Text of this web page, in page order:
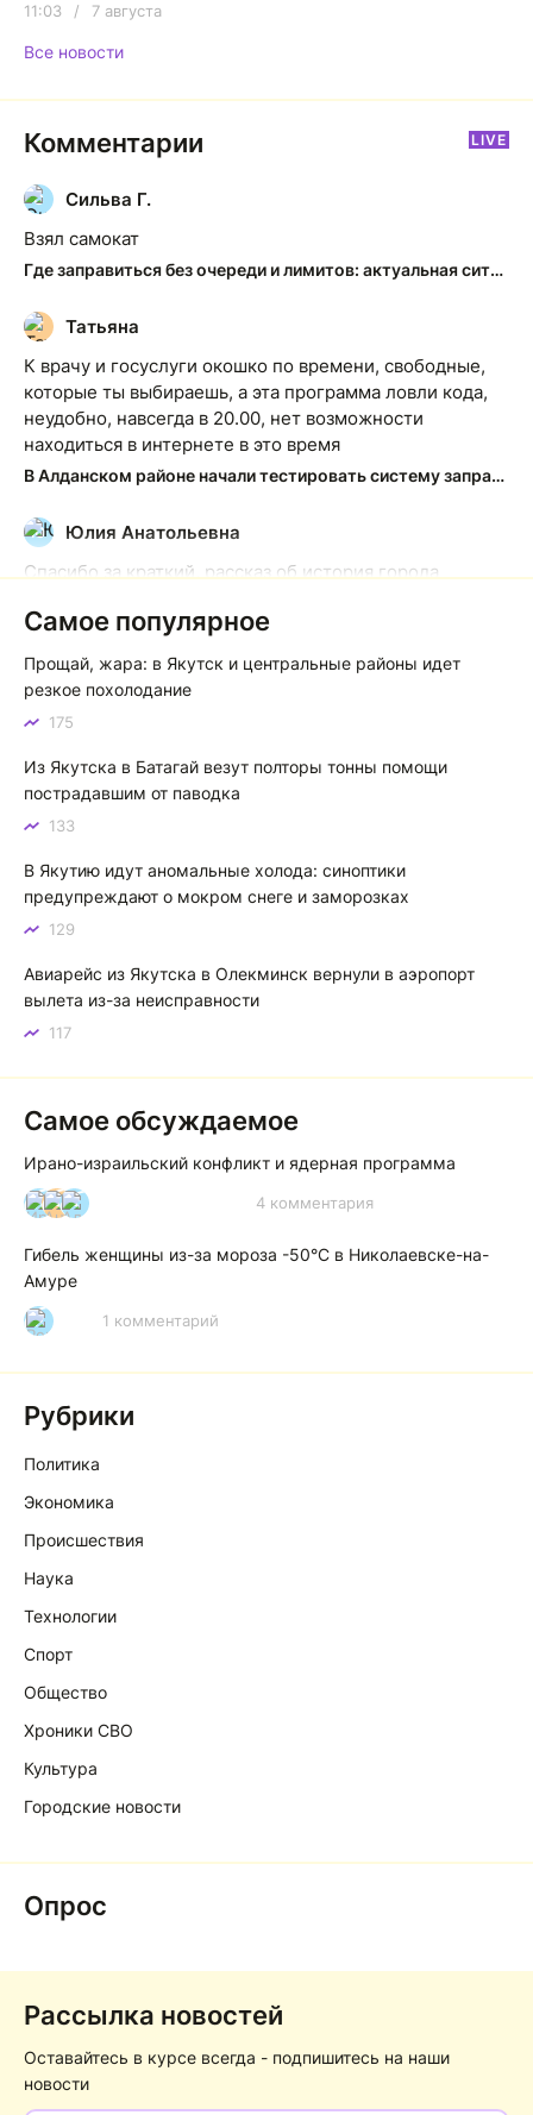
11:03 / 7 августа
Все новости
Комментарии LIVE
С
Сильва Г.
Взял самокат
Где заправиться без очереди и лимитов: актуальная ситуация на АЗС Якутска
Т
Татьяна
К врачу и госуслуги окошко по времени, свободные,
которые ты выбираешь, а эта программа ловли кода,
неудобно, навсегда в 20.00, нет возможности
находиться в интернете в это время
В Алданском районе начали тестировать систему заправки по QR-кодам
Ю
Юлия Анатольевна
Спасибо за краткий, рассказ об история города
Якутск сквозь века: от острога до столицы республики
К
Котя злой
Зной в Сибири, тем более в Якутске. Никакой это не
тем более говорить не приходиться. Не зря даже в
песнях поют…
Самое популярное
Прощай, жара: в Якутск и центральные районы идет
резкое похолодание
175
Из Якутска в Батагай везут полторы тонны помощи
пострадавшим от паводка
133
В Якутию идут аномальные холода: синоптики
предупреждают о мокром снеге и заморозках
129
Авиарейс из Якутска в Олекминск вернули в аэропорт
вылета из-за неисправности
117
Самое обсуждаемое
Ирано-израильский конфликт и ядерная программа
И А А 4 комментария
Гибель женщины из-за мороза -50°C в Николаевске-на-
Амуре
Р 1 комментарий
Рубрики
Политика
Экономика
Происшествия
Наука
Технологии
Спорт
Общество
Хроники СВО
Культура
Городские новости
Опрос
Рассылка новостей
Оставайтесь в курсе всегда - подпишитесь на наши
новости